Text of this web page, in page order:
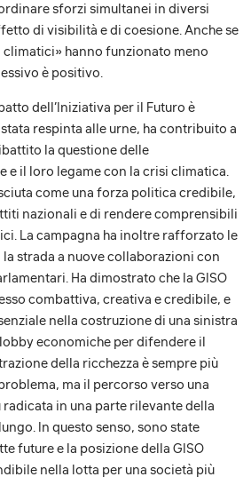
sforzi simultanei in diversi
di visibilità e di coesione. Anche se
hanno funzionato meno
è positivo.
dell’Iniziativa per il Futuro è
respinta alle urne, ha contribuito a
la questione delle
e il loro legame con la crisi climatica.
come una forza politica credibile,
nazionali e di rendere comprensibili
La campagna ha inoltre rafforzato le
strada a nuove collaborazioni con
Ha dimostrato che la GISO
combattiva, creativa e credibile, e
nella costruzione di una sinistra
economiche per difendere il
della ricchezza è sempre più
ma il percorso verso una
radicata in una parte rilevante della
In questo senso, sono state
future e la posizione della GISO
nella lotta per una società più